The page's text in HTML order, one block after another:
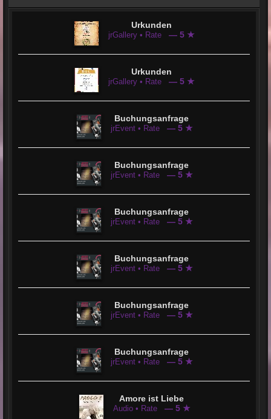
Urkunden
jrGallery • Rate — 5 ★
Urkunden
jrGallery • Rate — 5 ★
Buchungsanfrage
jrEvent • Rate — 5 ★
Buchungsanfrage
jrEvent • Rate — 5 ★
Buchungsanfrage
jrEvent • Rate — 5 ★
Buchungsanfrage
jrEvent • Rate — 5 ★
Buchungsanfrage
jrEvent • Rate — 5 ★
Buchungsanfrage
jrEvent • Rate — 5 ★
Amore ist Liebe
Audio • Rate — 5 ★